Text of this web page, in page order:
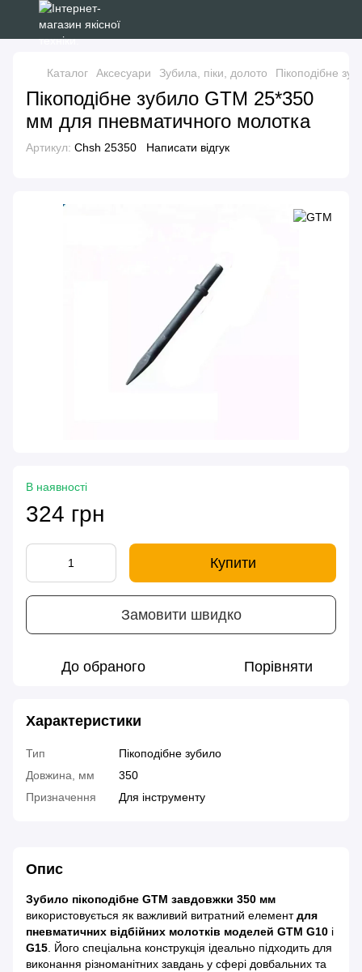
Каталог Аксесуари Зубила, піки, долото Пікоподібне
Пікоподібне зубило GTM 25*350
мм для пневматичного молотка
Артикул: Chsh 25350 Написати відгук
В наявності
324 грн
Купити
Замовити швидко
До обраного Порівняти
Характеристики
Тип
Пікоподібне зубило
Довжина, мм
350
Призначення
Для інструменту
Опис
Зубило пікоподібне GTM завдовжки 350 мм
використовується як важливий витратний елементдля
пневматичних відбійних молотків моделей GTM G10 і
G15 . Його спеціальна конструкція ідеально підходить для
виконання різноманітних завдань у сфері довбальних та